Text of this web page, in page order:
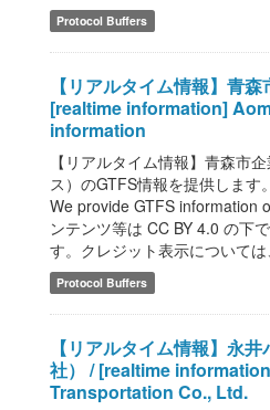
Protocol Buffers
【リアルタイム情報】青
[realtime information]
information
【リアルタイム情報】青森市
ス）のGTFS情報を提供しま
We provide GTFS information
ンテンツ等は CC BY 4.0 の下
す。クレジット表示について
Protocol Buffers
【リアルタイム情報】永
社） / [realtime
Transportation Co., Ltd.